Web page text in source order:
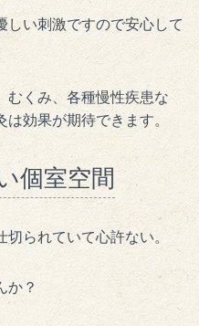
しい刺激ですので安心して
むくみ、各種慢性疾患な
効果が期待できます。
個室空間
られていて心許ない。
か？